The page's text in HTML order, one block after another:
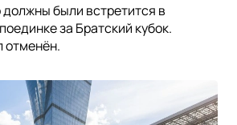
были встретится в
за Братский кубок.
отменён.